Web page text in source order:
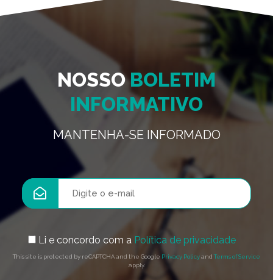
NOSSOBOLETIM
INFORMATIVO
MANTENHA-SE INFORMADO
Li e concordo com a Política de privacidade
This site is protected by reCAPTCHA and the Google Privacy Policyand Terms of Service
apply.